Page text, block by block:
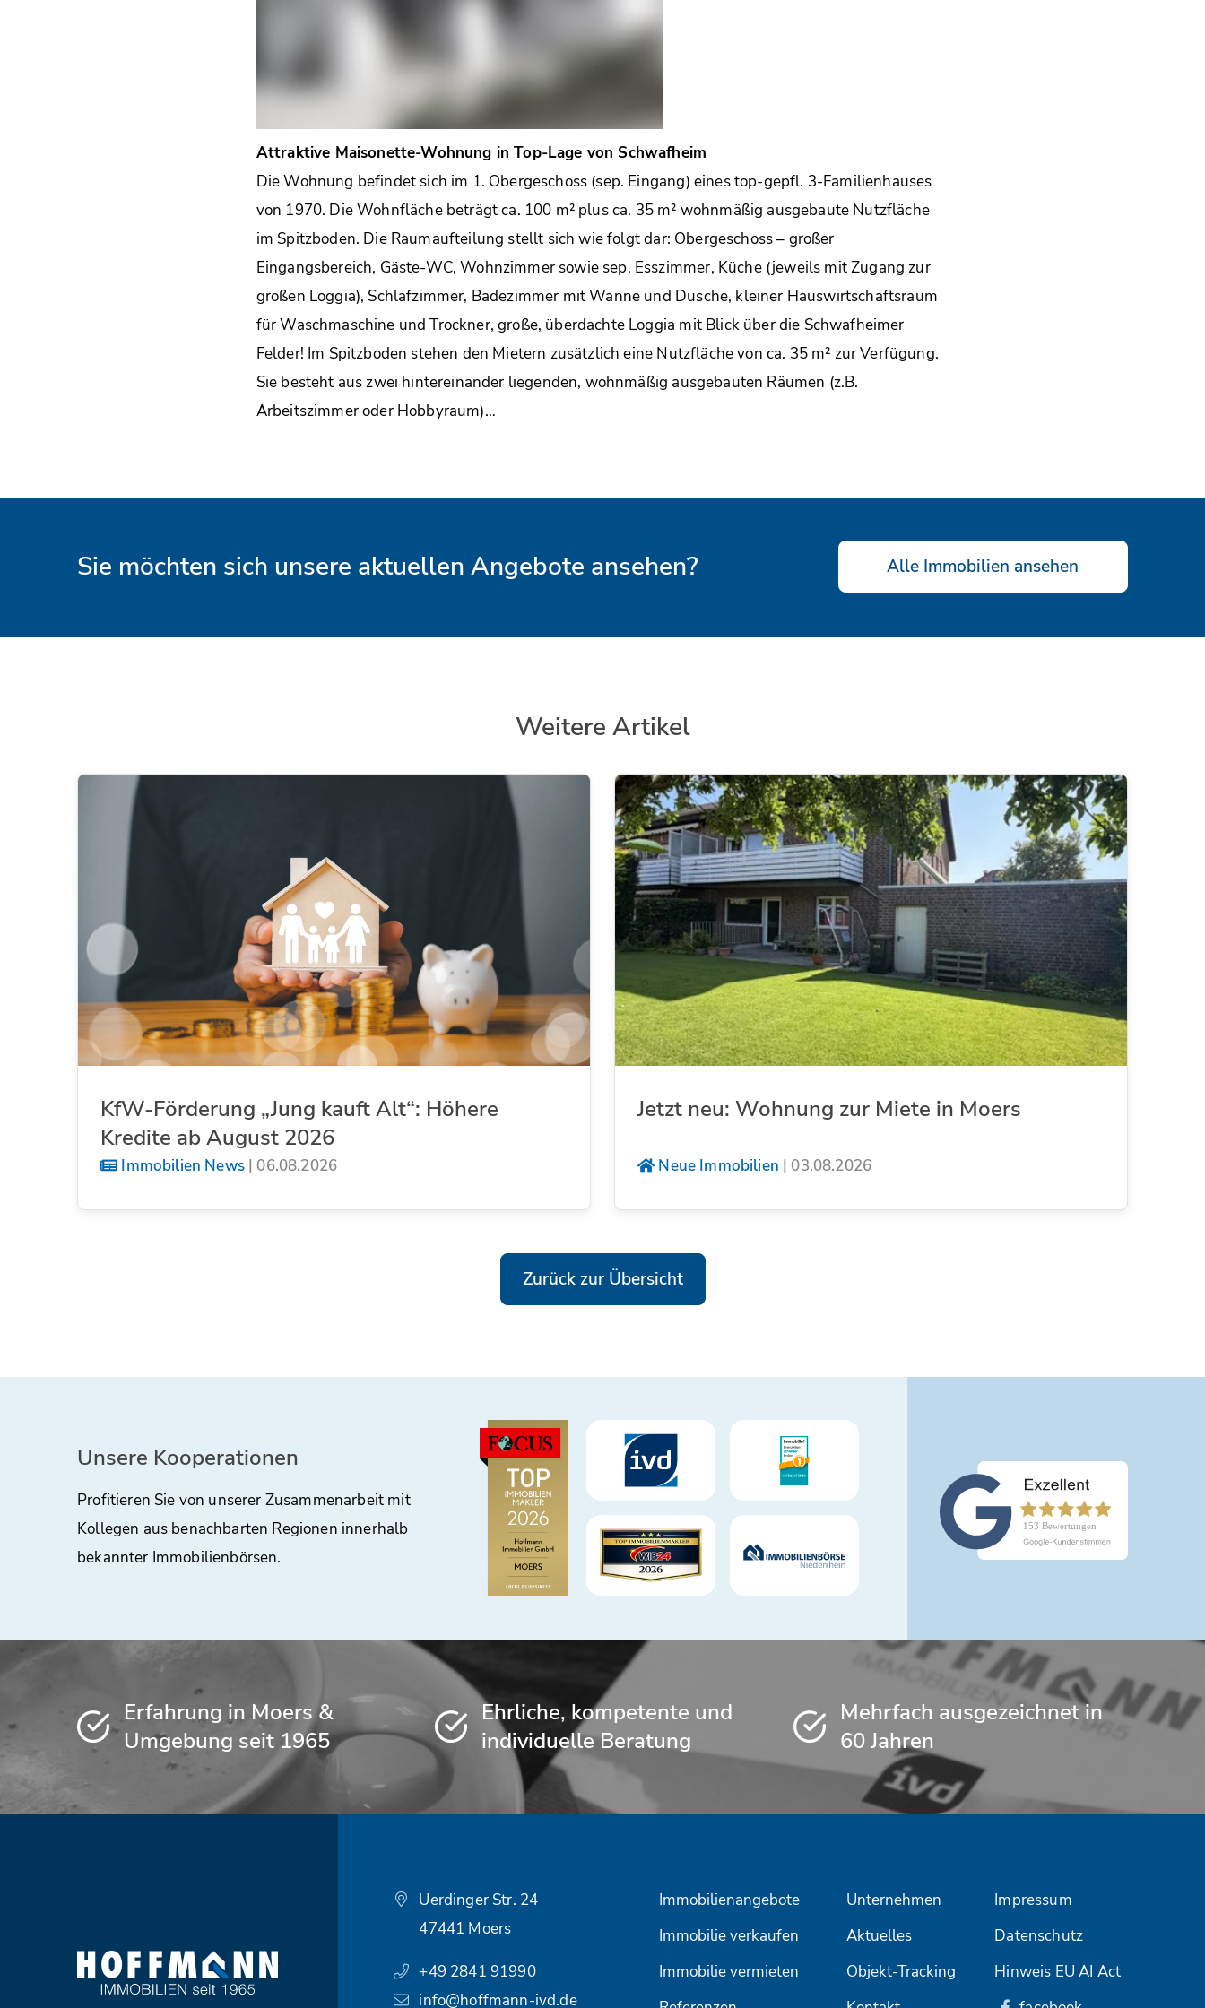
Attraktive Maisonette-Wohnung in Top-Lage von Schwafheim
Die Wohnung befindet sich im 1. Obergeschoss (sep. Eingang) eines top-gepfl. 3-Familienhauses
von 1970. Die Wohnfläche beträgt ca. 100 m² plus ca. 35 m² wohnmäßig ausgebaute Nutzfläche
im Spitzboden. Die Raumaufteilung stellt sich wie folgt dar: Obergeschoss – großer
Eingangsbereich, Gäste-WC, Wohnzimmer sowie sep. Esszimmer, Küche (jeweils mit Zugang zur
großen Loggia), Schlafzimmer, Badezimmer mit Wanne und Dusche, kleiner Hauswirtschaftsraum
für Waschmaschine und Trockner, große, überdachte Loggia mit Blick über die Schwafheimer
Felder! Im Spitzboden stehen den Mietern zusätzlich eine Nutzfläche von ca. 35 m² zur Verfügung.
Sie besteht aus zwei hintereinander liegenden, wohnmäßig ausgebauten Räumen (z.B.
Arbeitszimmer oder Hobbyraum)…
Sie möchten sich unsere aktuellen Angebote ansehen? Alle Immobilien ansehen
Weitere Artikel
KfW-Förderung „Jung kauft Alt“: Höhere
Kredite ab August 2026
Immobilien News| 06.08.2026
Jetzt neu: Wohnung zur Miete in Moers
Neue Immobilien | 03.08.2026
Zurück zur Übersicht
Unsere Kooperationen
Profitieren Sie von unserer Zusammenarbeit mit
Kollegen aus benachbarten Regionen innerhalb
bekannter Immobilienbörsen.
Erfahrung in Moers &
Umgebung seit 1965
Ehrliche, kompetente und
individuelle Beratung
Mehrfach ausgezeichnet in
60 Jahren
Uerdinger Str. 24
47441 Moers
+49 2841 91990
info@hoffmann-ivd.de
Immobilienangebote
Unternehmen
Immobilie verkaufen
Aktuelles
Immobilie vermieten
Objekt-Tracking
Impressum
Datenschutz
Hinweis EU AI Act